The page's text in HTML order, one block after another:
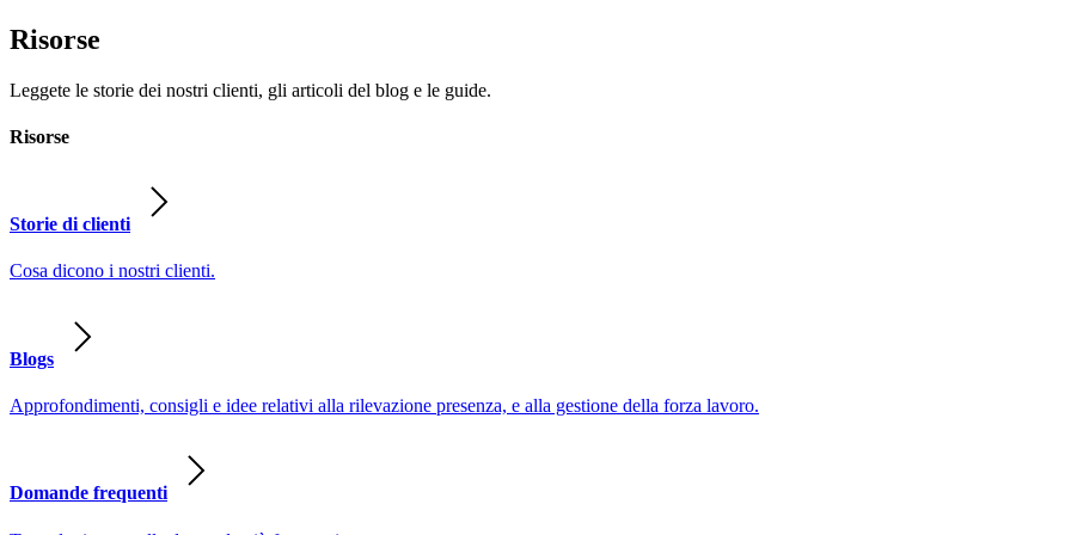
Risorse
Leggete le storie dei nostri clienti, gli articoli del blog e le guide.
Risorse
Storie di clienti
Cosa dicono i nostri clienti.
Blogs
Approfondimenti, consigli e idee relativi alla rilevazione presenza, e alla gestione della forza lavoro.
Domande frequenti